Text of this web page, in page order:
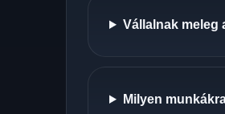
Vállalnak meleg
Milyen